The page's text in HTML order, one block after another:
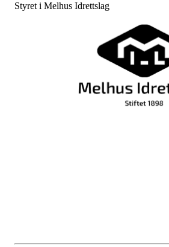
Styret i Melhus Idrettslag